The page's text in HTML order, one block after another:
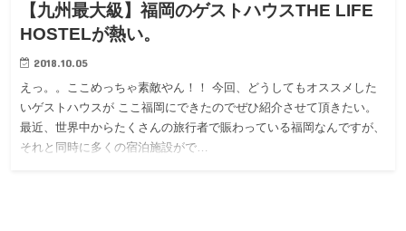
【九州最大級】福岡のゲストハウスTHE LIFE
HOSTELが熱い。
2018.10.05
えっ。。ここめっちゃ素敵やん！！ 今回、どうしてもオススメした
いゲストハウスが ここ福岡にできたのでぜひ紹介させて頂きたい。
最近、世界中からたくさんの旅行者で賑わっている福岡なんですが、
それと同時に多くの宿泊施設がで…